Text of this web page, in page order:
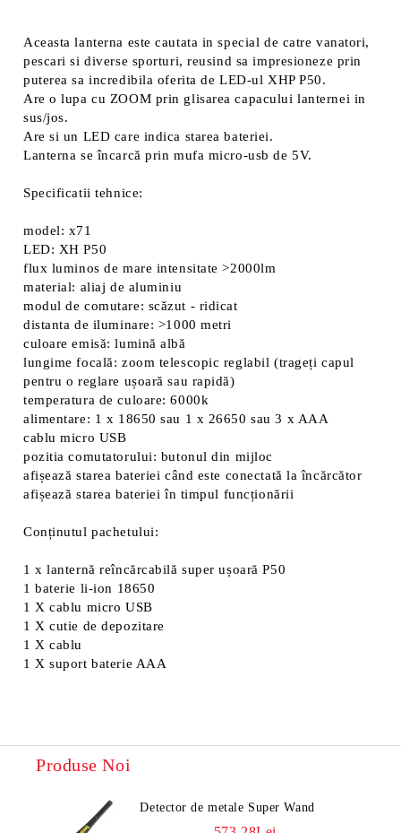
Aceasta lanterna este cautata in special de catre vanatori,
pescari si diverse sporturi, reusind sa impresioneze prin
puterea sa incredibila oferita de LED-ul XHP P50.
Are o lupa cu ZOOM prin glisarea capacului lanternei in
sus/jos.
Are si un LED care indica starea bateriei.
Lanterna se încarcă prin mufa micro-usb de 5V.
Specificatii tehnice:
model: x71
LED: XH P50
flux luminos de mare intensitate >2000lm
material: aliaj de aluminiu
modul de comutare: scăzut - ridicat
distanta de iluminare: >1000 metri
culoare emisă: lumină albă
lungime focală: zoom telescopic reglabil (trageți capul
pentru o reglare ușoară sau rapidă)
temperatura de culoare: 6000k
alimentare: 1 x 18650 sau 1 x 26650 sau 3 x AAA
cablu micro USB
pozitia comutatorului: butonul din mijloc
afișează starea bateriei când este conectată la încărcător
afișează starea bateriei în timpul funcționării
Conținutul pachetului:
1 x lanternă reîncărcabilă super ușoară P50
1 baterie li-ion 18650
1 X cablu micro USB
1 X cutie de depozitare
1 X cablu
1 X suport baterie AAA
Produse Noi
Detector de metale Super Wand